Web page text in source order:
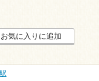
お気に入りに追加